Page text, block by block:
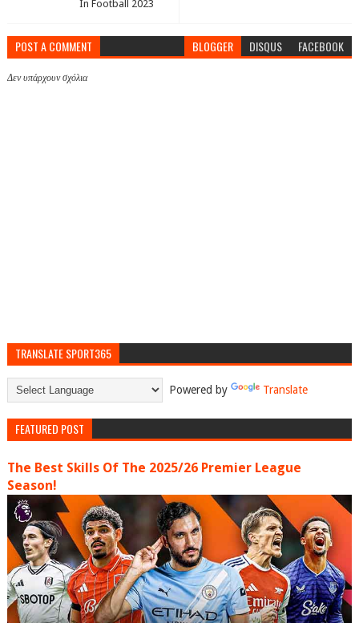
In Football 2023
POST A COMMENT BLOGGER DISQUS FACEBOOK
Δεν υπάρχουν σχόλια
TRANSLATE SPORT365
Powered by Translate
FEATURED POST
The Best Skills Of The 2025/26 Premier League
Season!